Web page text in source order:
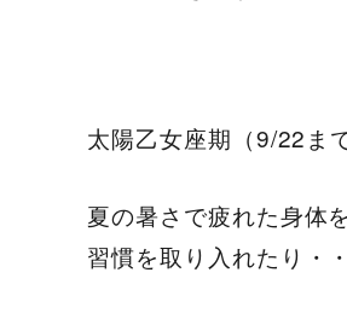
太陽乙女座期（9/22ま
夏の暑さで疲れた身体
習慣を取り入れたり・・